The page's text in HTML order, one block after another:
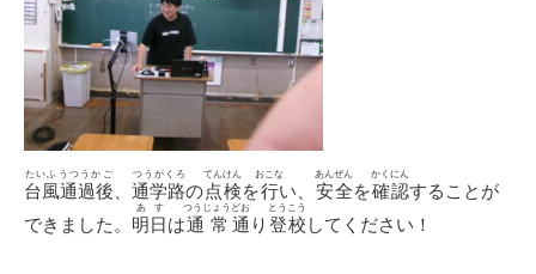
台風通過後
たいふうつうかご
、 通学路
つうがくろ
の点検
てんけん
を行
おこな
い、 安全
あんぜん
を確認
かくにん
することが
できました。 明日
あす
は通常
つうじょう
通
どお
り 登校
とうこう
してください！